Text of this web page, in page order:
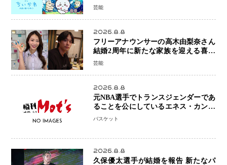
ツ」の強さ スパイダーマン、モアナ
芸能
2026.8.8
フリーアナウンサーの高木由梨奈さん
結婚2周年に新たな家族を迎える喜び
を報告 夫・岸田タツヤさんと連名
芸能
2026.8.8
元NBA選手でトランスジェンダーであ
ることを公にしているエネス・カンタ
ーがWNBAドラフト参戦を表明「参加
バスケット
2026.8.8
久保優太選手が結婚を報告 新たなパ